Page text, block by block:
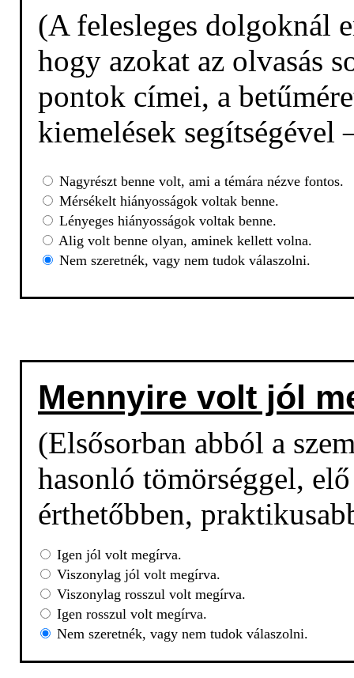
(A felesleges dolgoknál
hogy azokat az olvasás
pontok címei, a
kiemelések
Nagyrészt benne volt, ami a témára nézve fontos.
Mérsékelt hiányosságok voltak benne.
Lényeges hiányosságok voltak benne.
Alig volt benne olyan, aminek kellett volna.
Nem szeretnék, vagy nem tudok válaszolni.
Mennyire volt jól
(Elsősorban abból a
hasonló tömörséggel,
érthetőbben,
Igen jól volt megírva.
Viszonylag jól volt megírva.
Viszonylag rosszul volt megírva.
Igen rosszul volt megírva.
Nem szeretnék, vagy nem tudok válaszolni.